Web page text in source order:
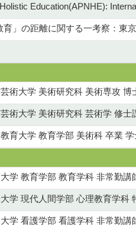
Education(APNHE):
育」の距離に関する一考察：
術大学 美術研究科 美術専攻
術大学 美術研究科 芸術学 修
育大学 教育学部 美術科 卒業
学 教育学部 教育学科 非常勤講
学 現代人間学部 心理教育学科
学 看護学部 看護学科 非常勤講